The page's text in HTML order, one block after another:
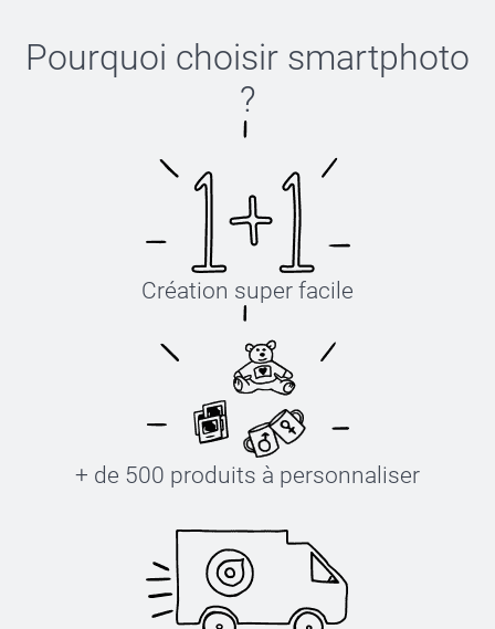
Pourquoi choisir smartphoto
?
Création super facile
+ de 500 produits à personnaliser